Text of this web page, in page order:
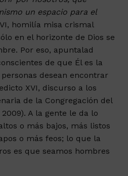
un espacio para el
homilía misa crismal
en el horizonte de Dios se
Por eso, apuntalad
de que Él es la
desean encontrar
XVI, discurso a los
de la Congregación del
A la gente le da lo
o más bajos, más listos
o más feos; lo que la
es que seamos hombres